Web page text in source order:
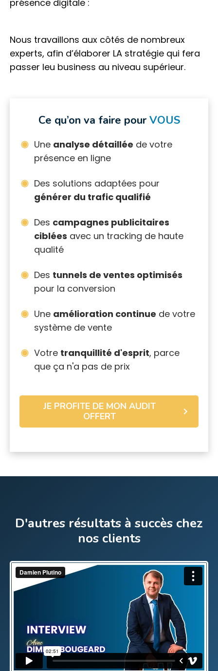
présence digitale :
Nous travaillons aux côtés de nombreux
experts, afin d’élaborer LA stratégie qui fera
passer leu business au niveau supérieur.
Ce qu’on va faire pour VOUS
Une analyse détaillée de votre
présence en ligne
Des solutions adaptées pour
générer du trafic qualifié
Des campagnes publicitaires
ciblées avec un tracking de haute
qualité
Des tunnels de ventes optimisés
pour la conversion
Une amélioration continue de votre
système de vente
Votre tranquillité d'esprit, parce
que ça n'a pas de prix
JE PROFITE DE MON AUDIT
OFFERT
D'autres résultats à succès chez
nos clients